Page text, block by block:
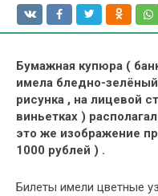
Бумажная купюра (
имела бледно-
рисунка , на лицевой
виньетках )
это же изображение
1000 рублей ) .
Билеты имели цветные